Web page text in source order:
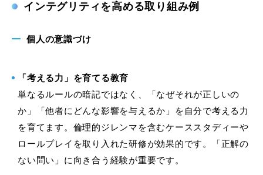
インテグリティを高める取り組み例
個人の意識づけ
「考える力」を育てる教育
単なるルールの暗記ではなく、「なぜそれが正しいの
か」「他者にどんな影響を与えるか」を自分で考える力
を育てます。倫理的ジレンマを含むケーススタディーや
ロールプレイを取り入れた研修が効果的です。「正解の
ない問い」に向き合う経験が重要です。